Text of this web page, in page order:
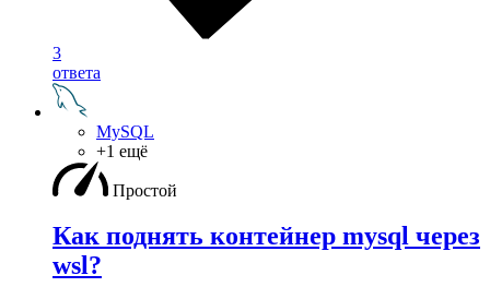
3
ответа
MySQL
+1 ещё
Простой
Как поднять контейнер mysql через
wsl?